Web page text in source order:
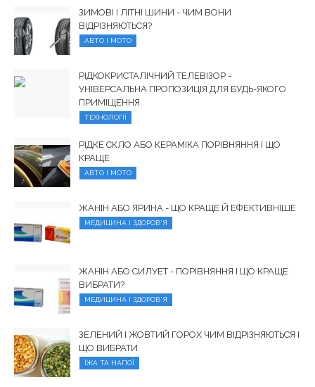
ЗИМОВІ І ЛІТНІ ШИНИ - ЧИМ ВОНИ
ВІДРІЗНЯЮТЬСЯ?
АВТО І МОТО
РІДКОКРИСТАЛІЧНИЙ ТЕЛЕВІЗОР -
УНІВЕРСАЛЬНА ПРОПОЗИЦІЯ ДЛЯ БУДЬ-ЯКОГО
ПРИМІЩЕННЯ
ТЕХНОЛОГІЇ
РІДКЕ СКЛО АБО КЕРАМІКА ПОРІВНЯННЯ І ЩО
КРАЩЕ
АВТО І МОТО
ЖАНІН АБО ЯРИНА - ЩО КРАЩЕ Й ЕФЕКТИВНІШЕ
МЕДИЦИНА І ЗДОРОВ'Я
ЖАНІН АБО СИЛУЕТ - ПОРІВНЯННЯ І ЩО КРАЩЕ
ВИБРАТИ?
МЕДИЦИНА І ЗДОРОВ'Я
ЗЕЛЕНИЙ І ЖОВТИЙ ГОРОХ ЧИМ ВІДРІЗНЯЮТЬСЯ І
ЩО ВИБРАТИ
ЇЖА ТА НАПОЇ